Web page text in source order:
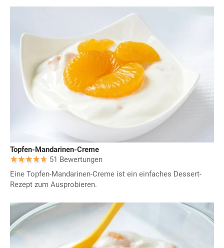
Topfen-Mandarinen-Creme
51 Bewertungen
Eine Topfen-Mandarinen-Creme ist ein einfaches Dessert-
Rezept zum Ausprobieren.